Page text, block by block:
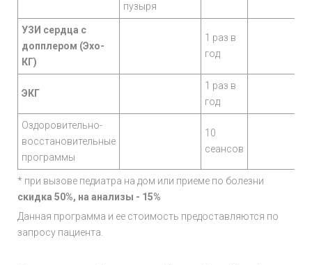
пузыря
УЗИ сердца с
допплером (Эхо-
КГ)
1 раз в
год
ЭКГ
1 раз в
год
Оздоровительно-
восстановительные
программы
10
сеансов
* при вызове педиатра на дом или приеме по болезни
скидка 50%, на анализы - 15%
Данная программа и ее стоимость предоставляются по
запросу пациента.